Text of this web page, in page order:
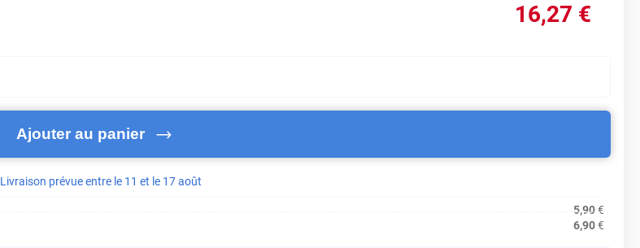
16,27 €
Ajouter au panier
Livraison prévue entre le 11 et le 17 août
5,90€
6,90€